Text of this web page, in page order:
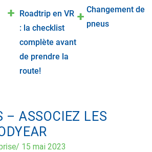
– ASSOCIEZ LES
/ 15 mai 2023
Roadtrip en VR
: la checklist
complète avant
de prendre la
route!
Changement de
pneus